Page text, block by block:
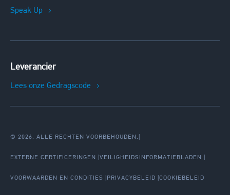
Speak Up
Leverancier
Lees onze Gedragscode
© 2026. ALLE RECHTEN VOORBEHOUDEN.
EXTERNE CERTIFICERINGEN VEILIGHEIDSINFORMATIEBLADEN
VOORWAARDEN EN CONDITIES PRIVACYBELEID COOKIEBELEID